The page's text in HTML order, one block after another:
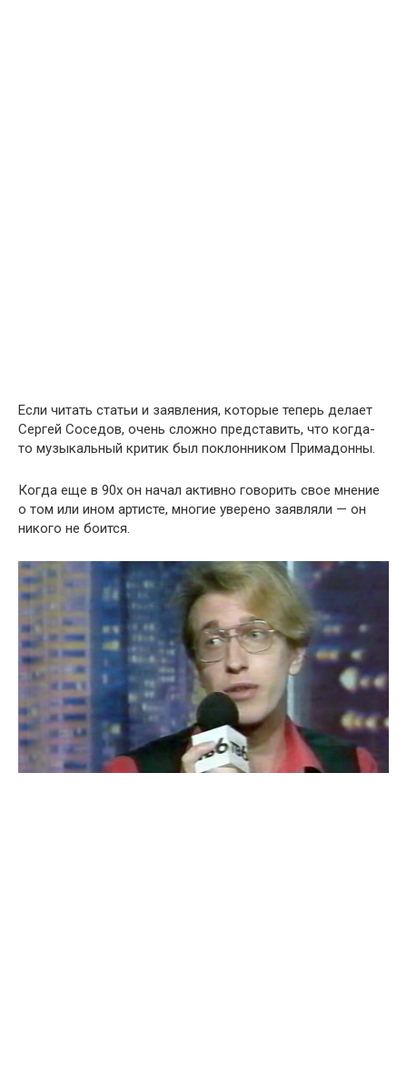
Если читать статьи и заявления, которые теперь делает
Сергей Соседов, очень сложно представить, что когда-
то музыкальный критик был поклонником Примадонны.
Когда еще в 90х он начал активно говорить свое мнение
о том или ином артисте, многие уверено заявляли — он
никого не боится.